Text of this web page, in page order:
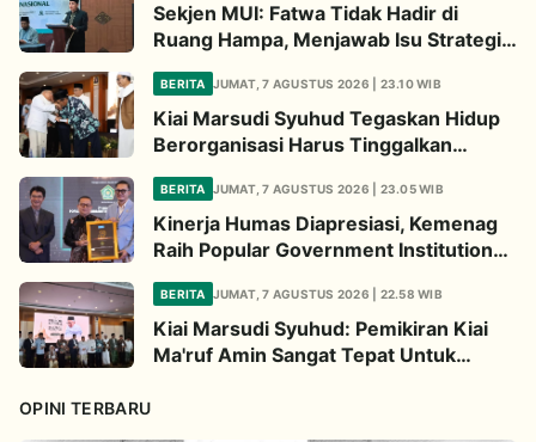
Sekjen MUI: Fatwa Tidak Hadir di
Ruang Hampa, Menjawab Isu Strategis
Bangsa
BERITA JUMAT, 7 AGUSTUS 2026 | 23.10 WIB
Kiai Marsudi Syuhud Tegaskan Hidup
Berorganisasi Harus Tinggalkan
Legacy Amal Saleh
BERITA JUMAT, 7 AGUSTUS 2026 | 23.05 WIB
Kinerja Humas Diapresiasi, Kemenag
Raih Popular Government Institutions
Award 2026
BERITA JUMAT, 7 AGUSTUS 2026 | 22.58 WIB
Kiai Marsudi Syuhud: Pemikiran Kiai
Ma'ruf Amin Sangat Tepat Untuk
OPINI TERBARU